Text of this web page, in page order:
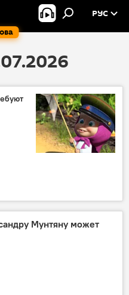
РУС
Мунтяну может